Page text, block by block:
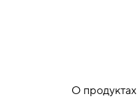
О продуктах